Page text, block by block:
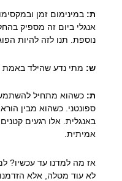
ת:
אנגלי ביום זה מספיק
נוספת. תנו לזה להיות
ש: מתי נדע שהילד באמת
ת: כשהוא מתחיל להשתמש
ספונטני. כשהוא מבין
באנגלית. אלו רגעים
אמיתית.
אז מה למדנו עד עכשיו?
לא עוד מטלה, אלא